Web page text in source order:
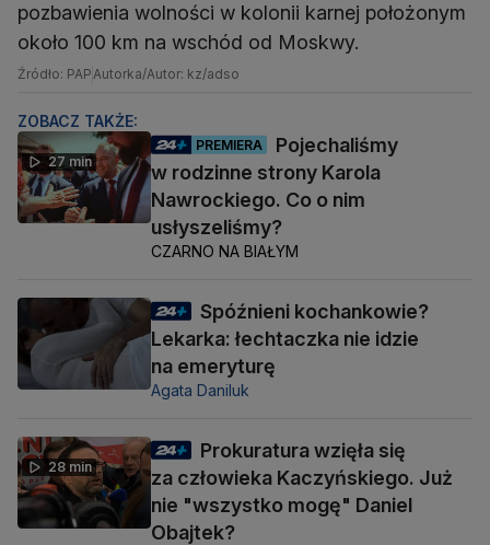
pozbawienia wolności w kolonii karnej położonym
około 100 km na wschód od Moskwy.
Źródło: PAPAutorka/Autor: kz/adso
ZOBACZ TAKŻE:
27 min
PREMIERA
Pojechaliśmy
w rodzinne strony Karola
Nawrockiego. Co o nim
usłyszeliśmy?
CZARNO NA BIAŁYM
Spóźnieni kochankowie?
Lekarka: łechtaczka nie idzie
na emeryturę
Agata Daniluk
28 min
Prokuratura wzięła się
za człowieka Kaczyńskiego. Już
nie "wszystko mogę" Daniel
Obajtek?